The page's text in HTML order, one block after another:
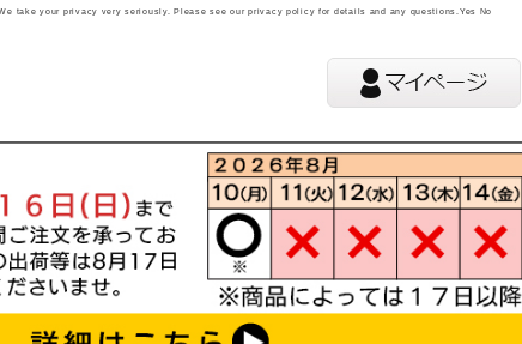
take your privacy very seriously. Please see our privacy policy for details and any questions.Yes No